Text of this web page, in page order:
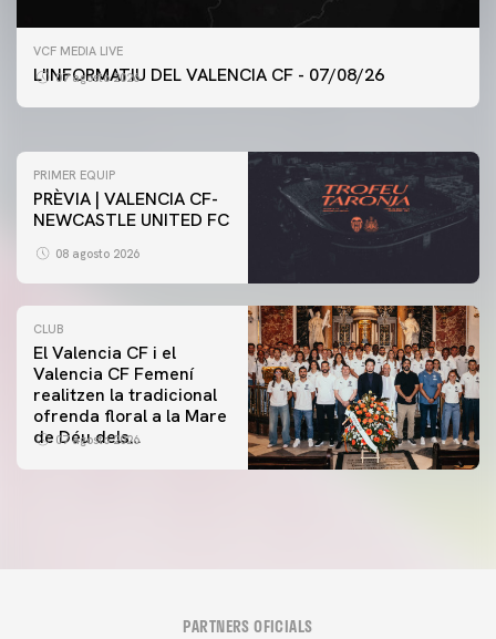
VCF MEDIA LIVE
L'INFORMATIU DEL VALENCIA CF - 07/08/26
07 agosto 2026
PRIMER EQUIP
ENTRENAMENT DEL VALENCIA CF 7/8/2026
PRIMER EQUIP
PRÈVIA | VALENCIA CF-
NEWCASTLE UNITED FC
08 agosto 2026
CLUB
El Valencia CF i el
Valencia CF Femení
realitzen la tradicional
ofrenda floral a la Mare
de Déu dels
07 agosto 2026
PARTNERS OFICIALS